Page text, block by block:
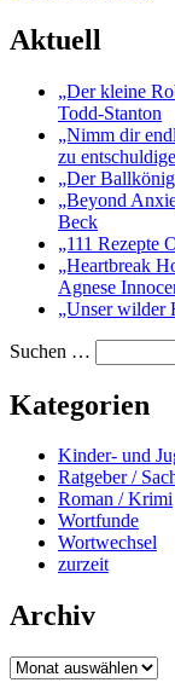
Aktuell
„Der kleine
Todd-Stanton
„Nimm dir
zu
„Der
„Beyond
Beck
„111 Rezepte
„Heartbreak
Agnese
„Unser wilder
Suchen …
Kategorien
Kinder- und
Ratgeber /
Roman / Krimi
Wortfunde
Wortwechsel
zurzeit
Archiv
Archiv